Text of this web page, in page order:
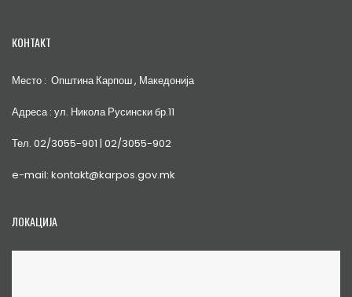
КОНТАКТ
Место : Општина Карпош , Македонија
Адреса : ул. Никола Русински бр.11
Тел. 02/3055-901 | 02/3055-902
e-mail: kontakt@karpos.gov.mk
ЛОКАЦИЈА